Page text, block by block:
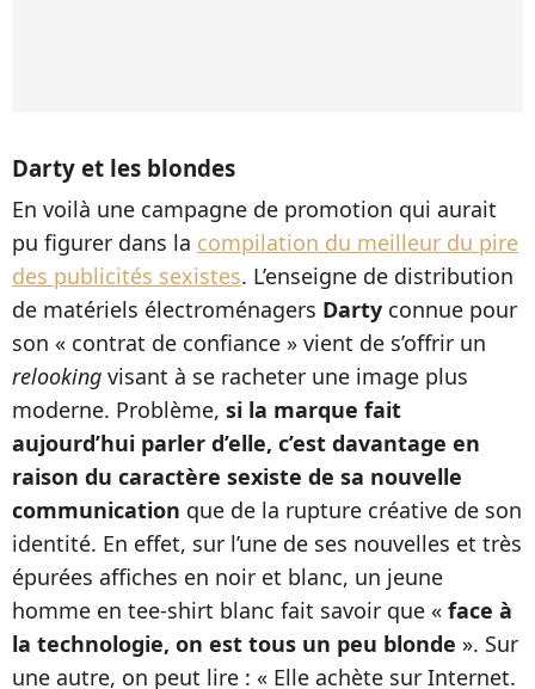
Darty et les blondes
En voilà une campagne de promotion qui aurait
pu figurer dans la compilation du meilleur du pire
des publicités sexistes. L’enseigne de distribution
de matériels électroménagers Darty connue pour
son « contrat de confiance » vient de s’offrir un
relooking visant à se racheter une image plus
moderne. Problème, si la marque fait
aujourd’hui parler d’elle, c’est davantage en
raison du caractère sexiste de sa nouvelle
communication que de la rupture créative de son
identité. En effet, sur l’une de ses nouvelles et très
épurées affiches en noir et blanc, un jeune
homme en tee-shirt blanc fait savoir que « face à
la technologie, on est tous un peu blonde ». Sur
une autre, on peut lire : « Elle achète sur Internet.